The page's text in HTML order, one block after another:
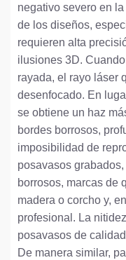
negativo severo en
de los diseños,
requieren alta
ilusiones 3D.
rayada, el rayo láser
desenfocado. En
se obtiene un haz
bordes borrosos,
imposibilidad de
posavasos
borrosos, marcas de
madera o corcho y,
profesional. La
posavasos de
De manera similar,